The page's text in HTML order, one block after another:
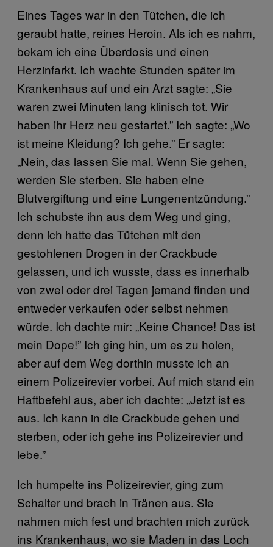
Eines Tages war in den Tütchen, die ich
geraubt hatte, reines Heroin. Als ich es nahm,
bekam ich eine Überdosis und einen
Herzinfarkt. Ich wachte Stunden später im
Krankenhaus auf und ein Arzt sagte: „Sie
waren zwei Minuten lang klinisch tot. Wir
haben ihr Herz neu gestartet.” Ich sagte: „Wo
ist meine Kleidung? Ich gehe.” Er sagte:
„Nein, das lassen Sie mal. Wenn Sie gehen,
werden Sie sterben. Sie haben eine
Blutvergiftung und eine Lungenentzündung.”
Ich schubste ihn aus dem Weg und ging,
denn ich hatte das Tütchen mit den
gestohlenen Drogen in der Crackbude
gelassen, und ich wusste, dass es innerhalb
von zwei oder drei Tagen jemand finden und
entweder verkaufen oder selbst nehmen
würde. Ich dachte mir: „Keine Chance! Das ist
mein Dope!” Ich ging hin, um es zu holen,
aber auf dem Weg dorthin musste ich an
einem Polizeirevier vorbei. Auf mich stand ein
Haftbefehl aus, aber ich dachte: „Jetzt ist es
aus. Ich kann in die Crackbude gehen und
sterben, oder ich gehe ins Polizeirevier und
lebe.”
Ich humpelte ins Polizeirevier, ging zum
Schalter und brach in Tränen aus. Sie
nahmen mich fest und brachten mich zurück
ins Krankenhaus, wo sie Maden in das Loch